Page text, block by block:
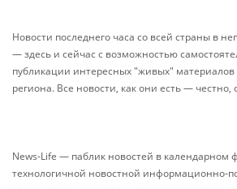
Новости последнего часа со всей страны в
— здесь и сейчас с возможностью
публикации интересных "живых" материалов
региона. Все новости, как они есть — честно,
News-Life — паблик новостей в календарном
технологичной новостной информационно-